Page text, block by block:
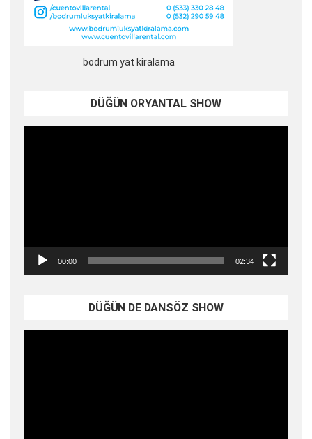
bodrum yat kiralama
DÜĞÜN ORYANTAL SHOW
00:00 02:34
DÜĞÜN DE DANSÖZ SHOW